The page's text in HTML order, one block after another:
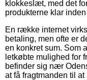
klokkeslæt, med det
produkterne klar
En række internet
betaling, men ofte er
en konkret sum. Som
letkøbte mulighed for
befinder sig nær
at få fragtmanden til